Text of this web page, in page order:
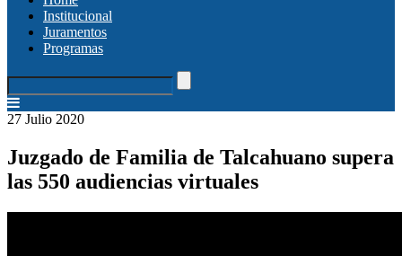
Institucional
Juramentos
Programas
27 Julio 2020
Juzgado de Familia de Talcahuano supera
las 550 audiencias virtuales